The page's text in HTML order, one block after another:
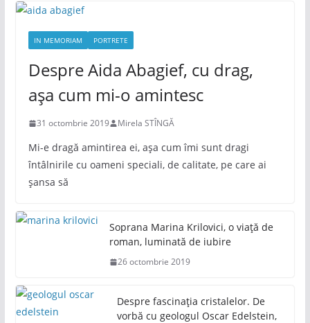
IN MEMORIAM PORTRETE
Despre Aida Abagief, cu drag,
așa cum mi-o amintesc
31 octombrie 2019 Mirela STÎNGĂ
Mi-e dragă amintirea ei, așa cum îmi sunt dragi
întâlnirile cu oameni speciali, de calitate, pe care ai
șansa să
Soprana Marina Krilovici, o viață de
roman, luminată de iubire
26 octombrie 2019
Despre fascinația cristalelor. De
vorbă cu geologul Oscar Edelstein,